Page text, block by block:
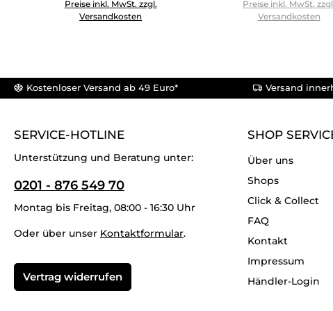
Preise inkl. MwSt. zzgl.
Versandkosten
Preise inkl. MwSt.
Versandkosten
Kostenloser Versand ab 49 Euro* Versand
SERVICE-HOTLINE
Unterstützung und Beratung unter:
0201 - 876 549 70
Montag bis Freitag, 08:00 - 16:30 Uhr
Oder über unser Kontaktformular.
Vertrag widerrufen
SHOP
Über uns
Shops
Click & Collect
FAQ
Kontakt
Impressum
Händler-Login